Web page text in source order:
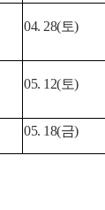
04. 28(토)
05. 12(토)
05. 18(금)